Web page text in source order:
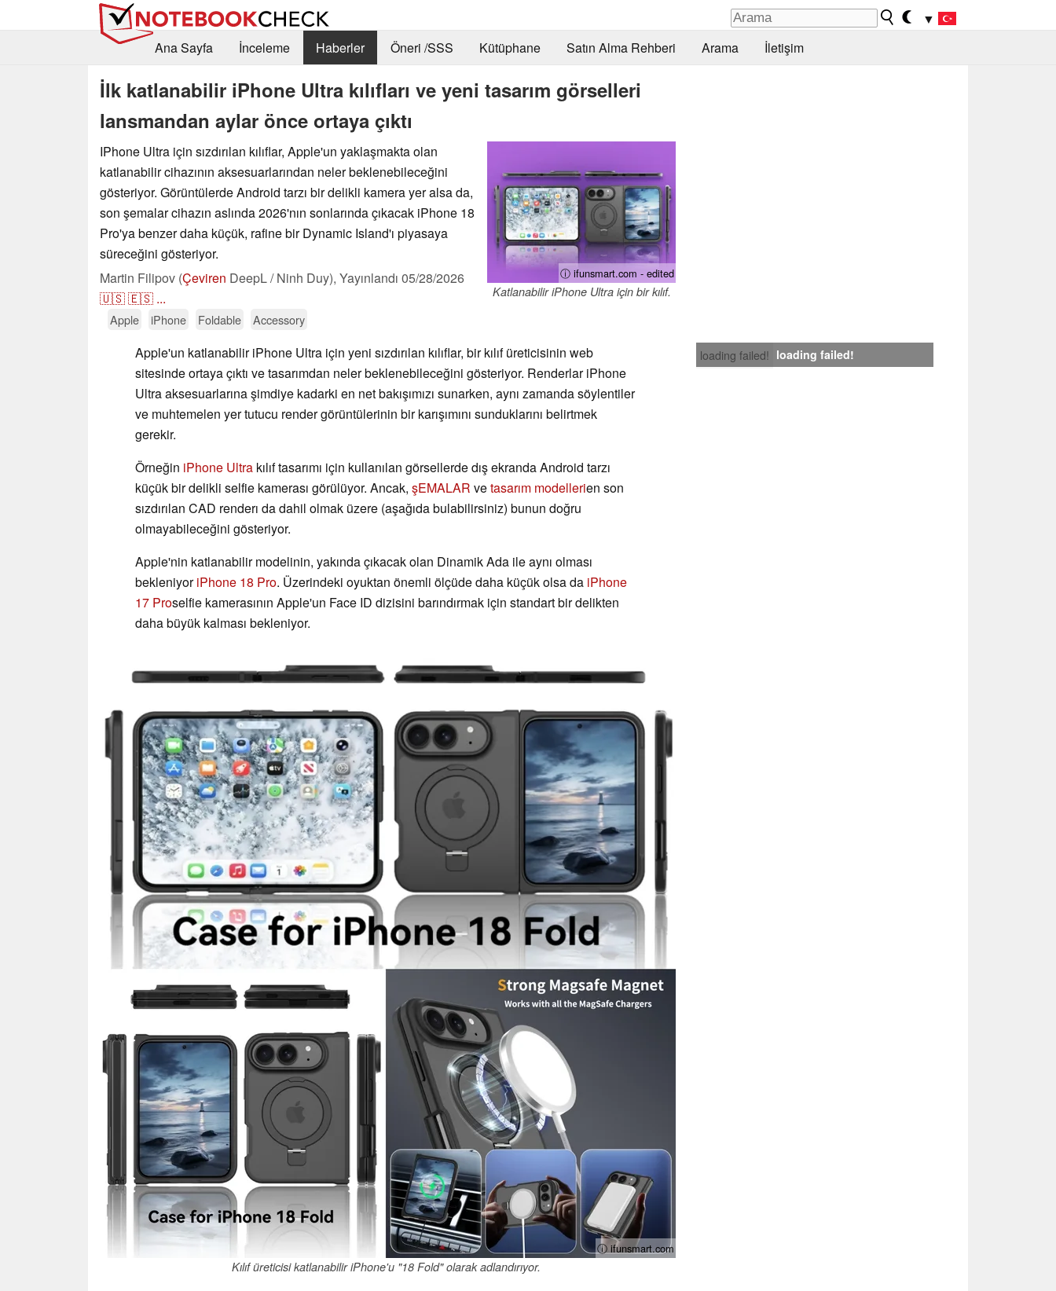
▼
Ana Sayfa
İnceleme Haberler Öneri /SSS Kütüphane Satın Alma Rehberi Arama İletişim
İlk katlanabilir iPhone Ultra kılıfları ve yeni tasarım görselleri
lansmandan aylar önce ortaya çıktı
ⓘ ifunsmart.com - edited
Katlanabilir iPhone Ultra için bir kılıf.
IPhone Ultra için sızdırılan kılıflar, Apple'un yaklaşmakta olan
katlanabilir cihazının aksesuarlarından neler beklenebileceğini
gösteriyor. Görüntülerde Android tarzı bir delikli kamera yer alsa da,
son şemalar cihazın aslında 2026'nın sonlarında çıkacak iPhone 18
Pro'ya benzer daha küçük, rafine bir Dynamic Island'ı piyasaya
süreceğini gösteriyor.
Martin Filipov (Çeviren DeepL / Ninh Duy), Yayınlandı 05/28/2026
🇺🇸🇪🇸 ...
Apple iPhone Foldable Accessory
loading failed! loading failed!
Apple'un katlanabilir iPhone Ultra için yeni sızdırılan kılıflar, bir kılıf üreticisinin web
sitesinde ortaya çıktı ve tasarımdan neler beklenebileceğini gösteriyor. Renderlar iPhone
Ultra aksesuarlarına şimdiye kadarki en net bakışımızı sunarken, aynı zamanda söylentiler
ve muhtemelen yer tutucu render görüntülerinin bir karışımını sunduklarını belirtmek
gerekir.
Örneğin iPhone Ultra kılıf tasarımı için kullanılan görsellerde dış ekranda Android tarzı
küçük bir delikli selfie kamerası görülüyor. Ancak, şEMALAR vetasarım modellerien son
sızdırılan CAD renderı da dahil olmak üzere (aşağıda bulabilirsiniz) bunun doğru
olmayabileceğini gösteriyor.
Apple'nin katlanabilir modelinin, yakında çıkacak olan Dinamik Ada ile aynı olması
bekleniyoriPhone 18 Pro. Üzerindeki oyuktan önemli ölçüde daha küçük olsa da iPhone
17 Proselfie kamerasının Apple'un Face ID dizisini barındırmak için standart bir delikten
daha büyük kalması bekleniyor.
ⓘ ifunsmart.com
Kılıf üreticisi katlanabilir iPhone'u "18 Fold" olarak adlandırıyor.